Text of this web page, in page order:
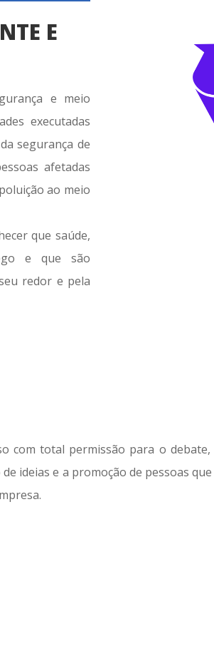
E
e meio
executadas
segurança de
afetadas
ao meio
que saúde,
e que são
redor e pela
com total permissão para o debate,
ideias e a promoção de pessoas